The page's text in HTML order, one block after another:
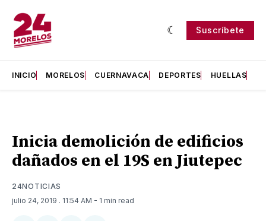
Suscríbete
INICIO MORELOS CUERNAVACA DEPORTES HUELLAS
Inicia demolición de edificios
dañados en el 19S en Jiutepec
24NOTICIAS
julio 24, 2019 . 11:54 AM - 1 min read